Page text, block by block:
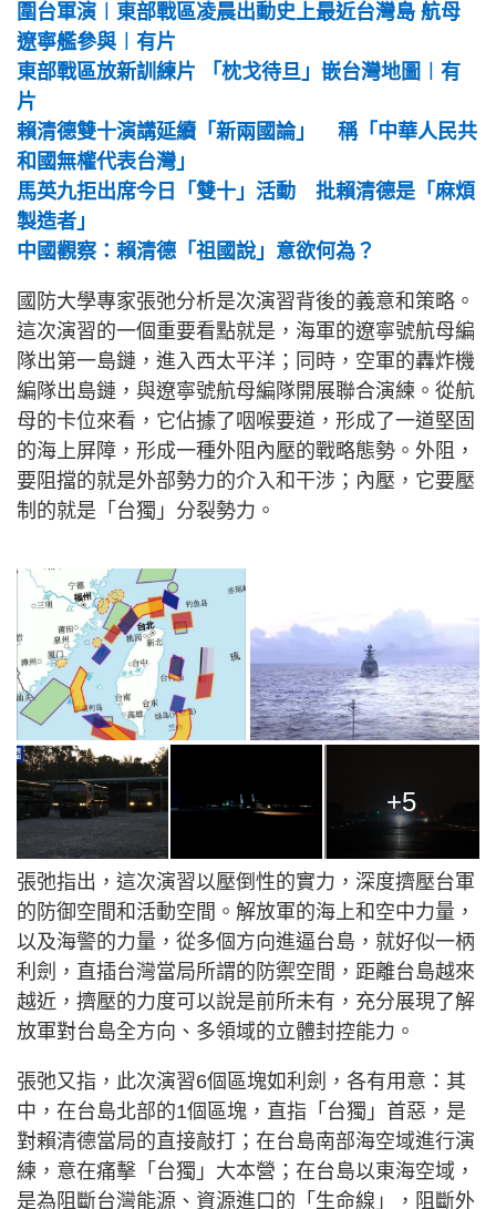
圍台軍演︱東部戰區凌晨出動史上最近台灣島 航母
遼寧艦參與︱有片
東部戰區放新訓練片 「枕戈待旦」嵌台灣地圖︱有
片
賴清德雙十演講延續「新兩國論」 稱「中華人民共
和國無權代表台灣」
馬英九拒出席今日「雙十」活動 批賴清德是「麻煩
製造者」
中國觀察：賴清德「祖國說」意欲何為？
國防大學專家張弛分析是次演習背後的義意和策略。
這次演習的一個重要看點就是，海軍的遼寧號航母編
隊出第一島鏈，進入西太平洋；同時，空軍的轟炸機
編隊出島鏈，與遼寧號航母編隊開展聯合演練。從航
母的卡位來看，它佔據了咽喉要道，形成了一道堅固
的海上屏障，形成一種外阻內壓的戰略態勢。外阻，
要阻擋的就是外部勢力的介入和干涉；內壓，它要壓
制的就是「台獨」分裂勢力。
+5
張弛指出，這次演習以壓倒性的實力，深度擠壓台軍
的防御空間和活動空間。解放軍的海上和空中力量，
以及海警的力量，從多個方向進逼台島，就好似一柄
利劍，直插台灣當局所謂的防禦空間，距離台島越來
越近，擠壓的力度可以說是前所未有，充分展現了解
放軍對台島全方向、多領域的立體封控能力。
張弛又指，此次演習6個區塊如利劍，各有用意：其
中，在台島北部的1個區塊，直指「台獨」首惡，是
對賴清德當局的直接敲打；在台島南部海空域進行演
練，意在痛擊「台獨」大本營；在台島以東海空域，
是為阻斷台灣能源、資源進口的「生命線」，阻斷外